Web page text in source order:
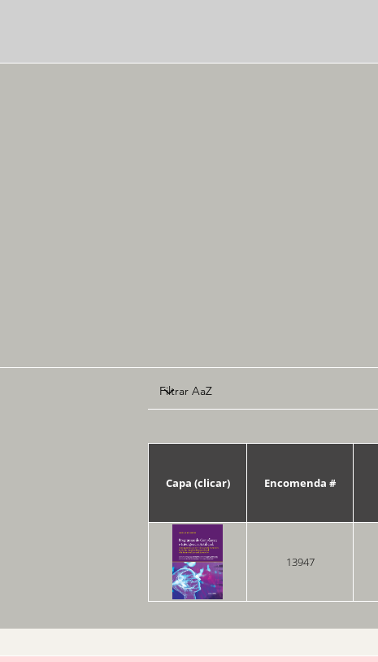
Capa (clicar) Encomenda #
13947